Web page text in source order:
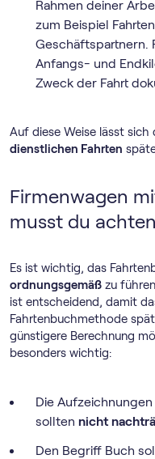
Rahmen deiner
zum Beispiel
Geschäftspartnern.
Anfangs- und
Zweck der Fahrt
Auf diese Weise lässt sich
dienstlichen Fahrten
Firmenwagen
musst du achten
Es ist wichtig, das
ordnungsgemäß zu
ist entscheidend, damit
Fahrtenbuchmethode
günstigere Berechnung
besonders wichtig:
Die
sollten nicht
Den Begriff Buch